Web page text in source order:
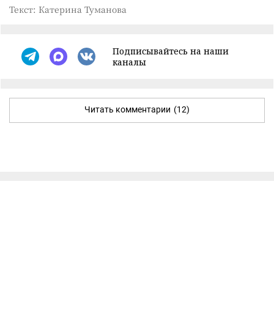
Текст: Катерина Туманова
Подписывайтесь на наши
каналы
Читать комментарии (12)